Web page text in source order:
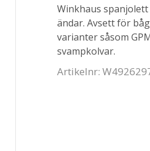
Winkhaus spanjolett
ändar. Avsett för
varianter såsom
svampkolvar.
Artikelnr: